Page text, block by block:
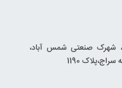
شهرک صنعتی شمس آباد،
1190